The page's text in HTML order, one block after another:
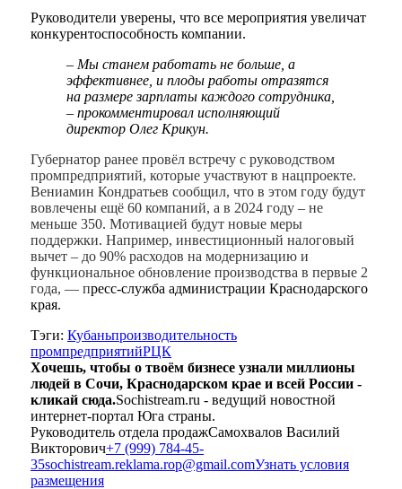
Руководители уверены, что все мероприятия увеличат
конкурентоспособность компании.
– Мы станем работать не больше, а
эффективнее, и плоды работы отразятся
на размере зарплаты каждого сотрудника,
– прокомментировал исполняющий
директор Олег Крикун.
Губернатор ранее провёл встречу с руководством
промпредприятий, которые участвуют в нацпроекте.
Вениамин Кондратьев сообщил, что в этом году будут
вовлечены ещё 60 компаний, а в 2024 году – не
меньше 350. Мотивацией будут новые меры
поддержки. Например, инвестиционный налоговый
вычет – до 90% расходов на модернизацию и
функциональное обновление производства в первые 2
года, — пресс-служба администрации Краснодарского
края.
Тэги: Кубаньпроизводительность
промпредприятийРЦК
Хочешь, чтобы о твоём бизнесе узнали миллионы
людей в Сочи, Краснодарском крае и всей России -
кликай сюда.Sochistream.ru - ведущий новостной
интернет-портал Юга страны.
Руководитель отдела продажСамохвалов Василий
Викторович+7 (999) 784-45-
35sochistream.reklama.rop@gmail.comУзнать условия
размещения